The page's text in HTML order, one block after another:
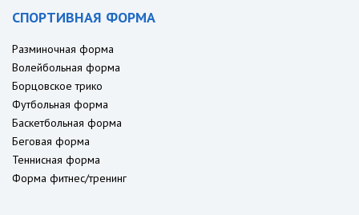
СПОРТИВНАЯ ФОРМА
Разминочная форма
Волейбольная форма
Борцовское трико
Футбольная форма
Баскетбольная форма
Беговая форма
Теннисная форма
Форма фитнес/тренинг